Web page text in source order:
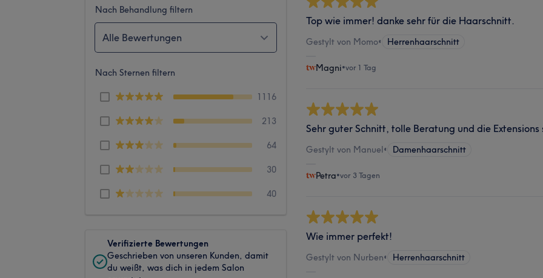
Nach Behandlung filtern
Alle Bewertungen
Nach Sternen filtern
1116
213
64
30
40
Verifizierte Bewertungen
Geschrieben von unseren Kunden, damit
du weißt, was dich in jedem Salon
Top wie immer! danke sehr für die Haarschnitt.
Gestylt von Momo• Herrenhaarschnitt
Magni•vor 1 Tag
Sehr guter Schnitt, tolle Beratung und die Extensions
Gestylt von Manuel• Damenhaarschnitt
Petra•vor 3 Tagen
Wie immer perfekt!
Gestylt von Nurben• Herrenhaarschnitt